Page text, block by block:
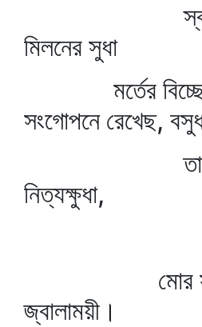
স্বর্গ
মিলনের সুধা
মর্তের
সংগোপনে রেখেছ,
তারি
নিত্যক্ষুধা,
মোর সুরে
জ্বালাময়ী।